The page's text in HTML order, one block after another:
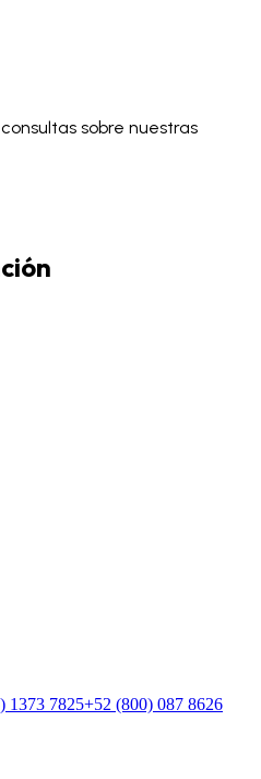
sobre nuestras
1373 7825+52 (800) 087 8626